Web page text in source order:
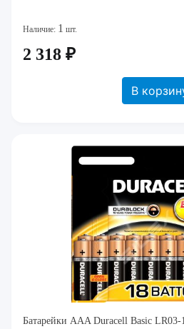
Наличие: 1 шт.
2 318 ₽
В
Батарейки AAA Duracell Basic